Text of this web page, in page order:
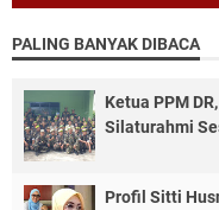
PALING BANYAK DIBACA
Ketua PPM
Silaturahmi
Profil Sitti